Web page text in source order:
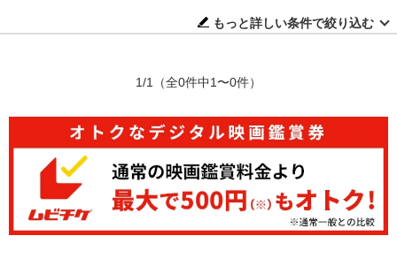
もっと詳しい条件で絞り込む
1/1 （全0件中1〜0件）